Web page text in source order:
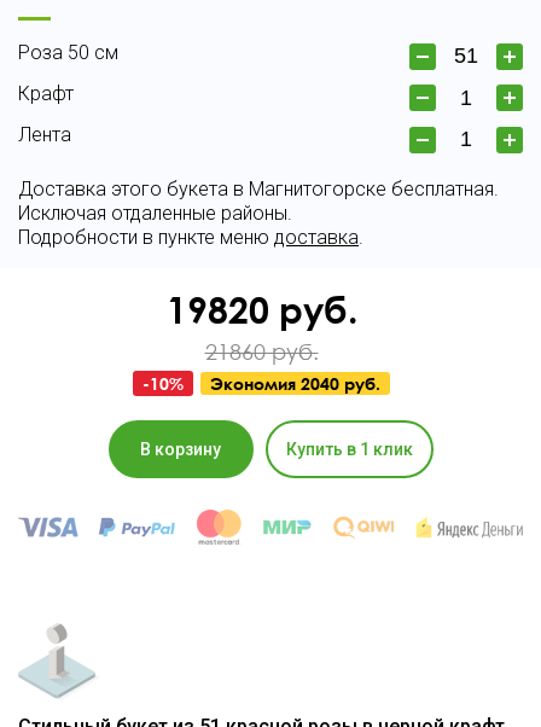
Роза 50 см
Крафт
Лента
Доставка этого букета в Магнитогорске бесплатная.
Исключая отдаленные районы.
Подробности в пункте меню доставка
19820 руб.
21860 руб.
-10% Экономия 2040 руб.
В корзину Купить в 1 клик